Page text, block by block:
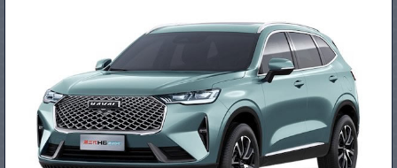
PNEUS